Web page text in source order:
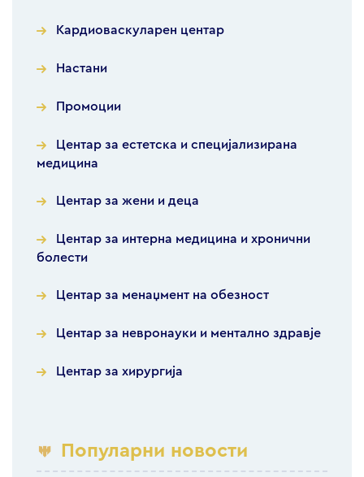
Кардиоваскуларен центар
Настани
Промоции
Центар за естетска и специјализирана
медицина
Центар за жени и деца
Центар за интерна медицина и хронични
болести
Центар за менаџмент на обезност
Центар за невронауки и ментално здравје
Центар за хирургија
Популарни новости